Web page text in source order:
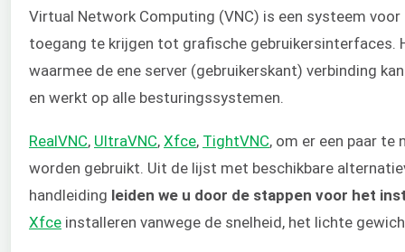
Virtual Network Computing (VNC) is een systeem
toegang te krijgen tot grafische
waarmee de ene server (gebruikerskant) verbinding
en werkt op alle besturingssystemen.
RealVNC, UltraVNC, Xfce, TightVNC, om er een paar te
worden gebruikt. Uit de lijst met beschikbare
handleiding leiden we u door de stappen voor het
Xfce installeren vanwege de snelheid, het lichte